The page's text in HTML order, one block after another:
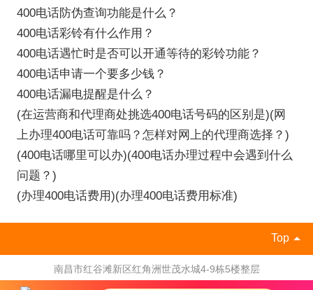
400电话防伪查询功能是什么？
400电话彩铃有什么作用？
400电话遇忙时是否可以开通等待的彩铃功能？
400电话申请一个要多少钱？
400电话漏电提醒是什么？
(在运营商和代理商处挑选400电话号码的区别是)(网
上办理400电话可靠吗？怎样对网上的代理商选择？)
(400电话哪里可以办)(400电话办理过程中会遇到什么
问题？)
(办理400电话费用)(办理400电话费用标准)
Top
南昌市红谷滩新区红角洲世茂水城4-9栋5楼整层